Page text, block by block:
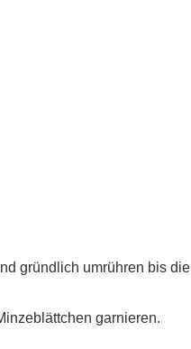
gründlich umrühren bis die
garnieren.